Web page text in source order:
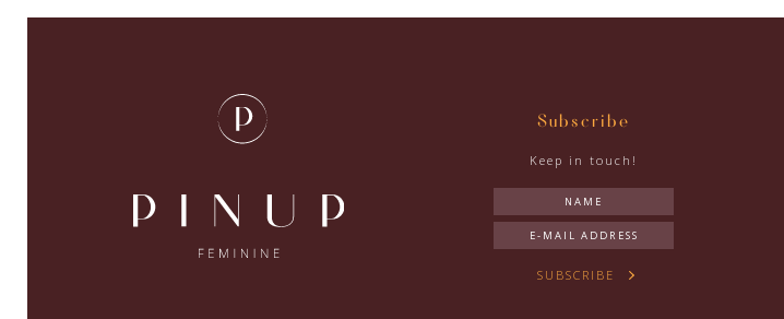
Subscribe
Keep in touch!
SUBSCRIBE